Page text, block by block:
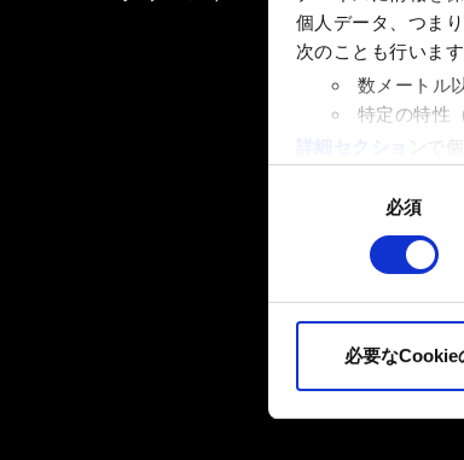
個人データ、つま
次のことも行います
数メートル
特定の特性
で
一部のCookieはウ
品質向上のために
ます。お客様の許
必須
必要なCookie